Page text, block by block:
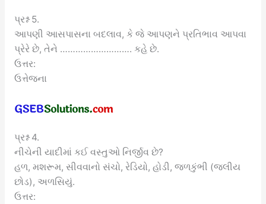
પ્રશ્ન 5.
આપણી આસપાસના બદલાવ, કે જે આપણને પ્રતિભાવ આપવા
પ્રેરે છે, તેને ………………………. કહે છે.
ઉત્તર:
ઉત્તેજના
પ્રશ્ન 4.
નીચેની યાદીમાં કઈ વસ્તુઓ નિર્જીવ છે?
હળ, મશરૂમ, સીવવાનો સંચો, રેડિયો, હોડી, જળકુંભી (જલીય
છોડ), અળસિયું.
ઉત્તર: